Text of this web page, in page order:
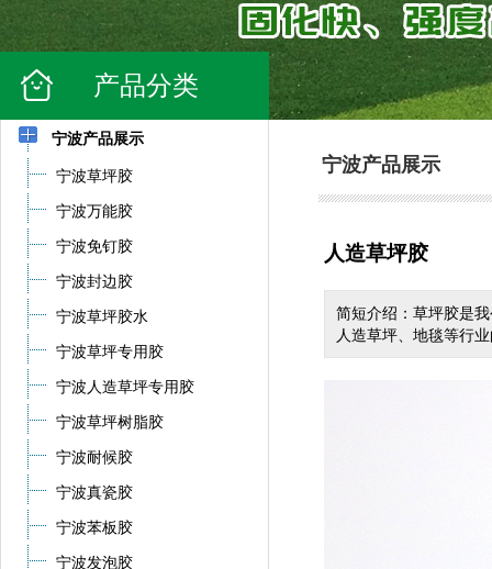
产品分类
宁波产品展示
宁波草坪胶
宁波万能胶
宁波免钉胶
宁波封边胶
宁波草坪胶水
宁波草坪专用胶
宁波人造草坪专用胶
宁波草坪树脂胶
宁波耐候胶
宁波真瓷胶
宁波苯板胶
宁波发泡胶
宁波产品展示
人造草坪胶
简短介绍：草坪胶是
人造草坪、地毯等行